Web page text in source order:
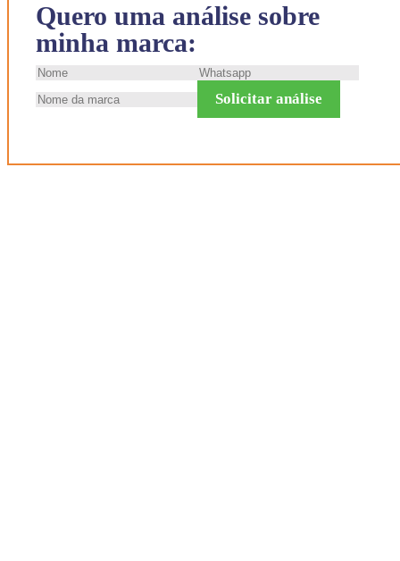
Quero uma análise sobre
minha marca:
Solicitar análise